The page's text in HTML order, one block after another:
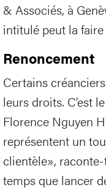
& Associés, à
intitulé peut la
Renoncement
Certains
leurs droits. C’est
Florence Nguyen
représentent un
clientèle»,
temps que lancer